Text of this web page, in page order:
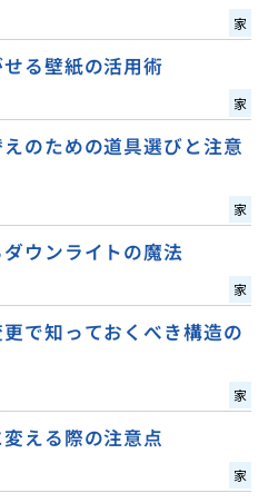
家
る壁紙の活用術
家
のための道具選びと注意
家
ウンライトの魔法
家
で知っておくべき構造の
家
える際の注意点
家